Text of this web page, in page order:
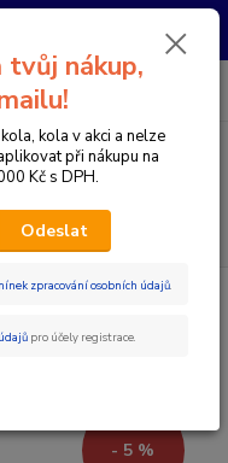
prosím zavolejte dopředu.
Menu
Integrální helmy
- 5 %
tvůj nákup,
kola v akci a nelze
při nákupu na
Kč s DPH.
Odeslat
zpracování osobních údajů.
pro účely registrace.